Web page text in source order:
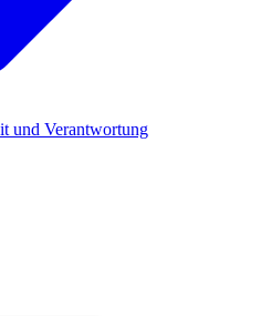
und Verantwortung